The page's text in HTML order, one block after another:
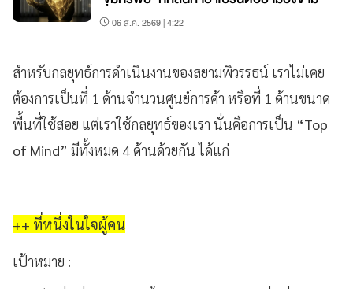
06 ส.ค. 2569 | 4:22
สำหรับกลยุทธ์การดำเนินงานของสยามพิวรรธน์ เราไม่เคย
ต้องการเป็นที่ 1 ด้านจำนวนศูนย์การค้า หรือที่ 1 ด้านขนาด
พื้นที่ใช้สอย แต่เราใช้กลยุทธ์ของเรา นั่นคือการเป็น “Top
of Mind” มีทั้งหมด 4 ด้านด้วยกัน ได้แก่
++ ที่หนึ่งในใจผู้คน
เป้าหมาย :